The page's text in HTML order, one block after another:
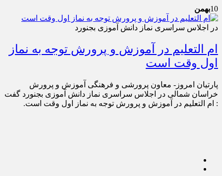
10بهمن
در اجلاس سراسری نماز دانش آموزی بجنورد
ام التعلیم در آموزش و پرورش توجه به نماز
اول وقت است
پارتیان امروز- معاون پرورشی و فرهنگی آموزش و پرورش
خراسان شمالی در اجلاس سراسری نماز دانش آموزی بجنورد گفت
: ام التعلیم در آموزش و پرورش توجه به نماز اول وقت است.